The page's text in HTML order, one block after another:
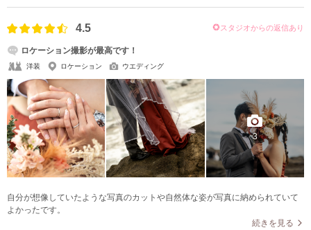
4.5 スタジオからの返信あり
ロケーション撮影が最高です！
洋装 ロケーション ウエディング
3
自分が想像していたような写真のカットや自然体な姿が写真に納められていて
よかったです。
続きを見る